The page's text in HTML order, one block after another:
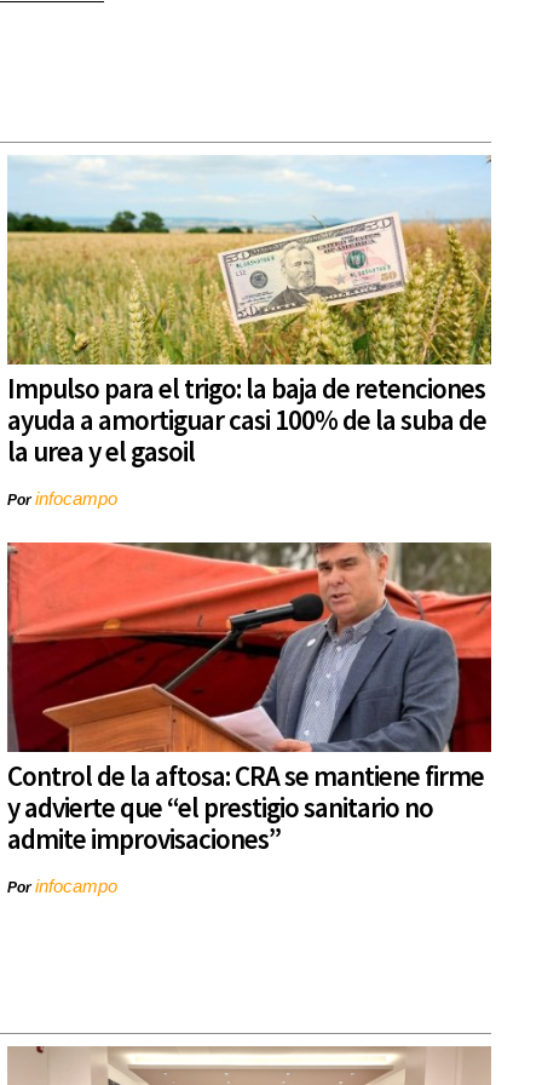
Impulso para el trigo: la baja de retenciones
ayuda a amortiguar casi 100% de la suba de
la urea y el gasoil
Porinfocampo
Control de la aftosa: CRA se mantiene firme
y advierte que “el prestigio sanitario no
admite improvisaciones”
Porinfocampo